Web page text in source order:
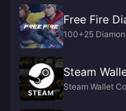
Free Fire
100+25
Steam
Steam Wallet